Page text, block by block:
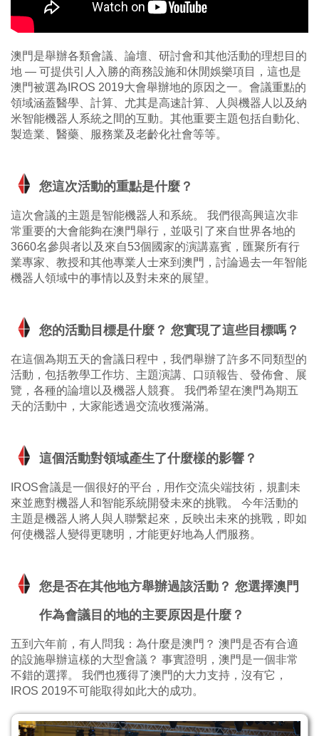
澳門是舉辦各類會議、論壇、研討會和其他活動的理想目的
地 — 可提供引人入勝的商務設施和休閒娛樂項目，這也是
澳門被選為IROS 2019大會舉辦地的原因之一。會議重點的
領域涵蓋醫學、計算、尤其是高速計算、人與機器人以及納
米智能機器人系統之間的互動。其他重要主題包括自動化、
製造業、醫藥、服務業及老齡化社會等等。
您這次活動的重點是什麼？
這次會議的主題是智能機器人和系統。 我們很高興這次非
常重要的大會能夠在澳門舉行，並吸引了來自世界各地的
3660名參與者以及來自53個國家的演講嘉賓，匯聚所有行
業專家、教授和其他專業人士來到澳門，討論過去一年智能
機器人領域中的事情以及對未來的展望。
您的活動目標是什麼？ 您實現了這些目標嗎？
在這個為期五天的會議日程中，我們舉辦了許多不同類型的
活動，包括教學工作坊、主題演講、口頭報告、發佈會、展
覽，各種的論壇以及機器人競賽。 我們希望在澳門為期五
天的活動中，大家能透過交流收獲滿滿。
這個活動對領域產生了什麼樣的影響？
IROS會議是一個很好的平台，用作交流尖端技術，規劃未
來並應對機器人和智能系統開發未來的挑戰。 今年活動的
主題是機器人將人與人聯繫起來，反映出未來的挑戰，即如
何使機器人變得更聰明，才能更好地為人們服務。
您是否在其他地方舉辦過該活動？ 您選擇澳門
作為會議目的地的主要原因是什麼？
五到六年前，有人問我：為什麼是澳門？ 澳門是否有合適
的設施舉辦這樣的大型會議？ 事實證明，澳門是一個非常
不錯的選擇。 我們也獲得了澳門的大力支持，沒有它，
IROS 2019不可能取得如此大的成功。